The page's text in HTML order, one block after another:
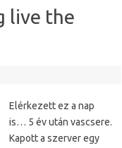
live the
Elérkezett ez a nap
is… 5 év után vascsere.
Kapott a szerver egy